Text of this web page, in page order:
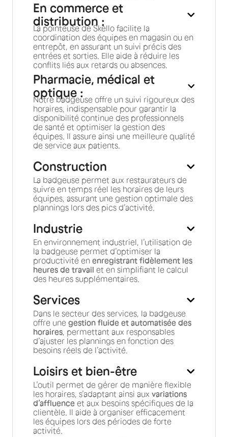
En commerce et
distribution :
La pointeuse de Skello facilite la
coordination des équipes en magasin ou en
entrepôt, en assurant un suivi précis des
entrées et sorties. Elle aide à réduire les
conflits liés aux retards ou absences.
Pharmacie, médical et
optique :
Notre badgeuse offre un suivi rigoureux des
horaires, indispensable pour garantir la
disponibilité continue des professionnels
de santé et optimiser la gestion des
équipes. Il assure ainsi une meilleure qualité
de service aux patients.
Construction
La badgeuse permet aux restaurateurs de
suivre en temps réel les horaires de leurs
équipes, assurant une gestion optimale des
plannings lors des pics d’activité.
Industrie
En environnement industriel, l’utilisation de
la badgeuse permet d’optimiser la
productivité en enregistrant fidèlement les
heures de travail et en simplifiant le calcul
des heures supplémentaires.
Services
Dans le secteur des services, la badgeuse
offre une gestion fluide et automatisée des
horaires , permettant aux responsables
d’ajuster les plannings en fonction des
besoins réels de l’activité.
Loisirs et bien-être
L’outil permet de gérer de manière flexible
les horaires, s’adaptant ainsi aux variations
d’affluence et aux besoins spécifiques de la
clientèle. Il aide à organiser efficacement
les équipes lors des périodes de forte
activité.